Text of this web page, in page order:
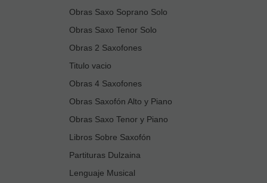
Obras Saxo Soprano Solo
Obras Saxo Tenor Solo
Obras 2 Saxofones
Titulo vacio
Obras 4 Saxofones
Obras Saxofón Alto y Piano
Obras Saxo Tenor y Piano
Libros Sobre Saxofón
Partituras Dulzaina
Lenguaje Musical